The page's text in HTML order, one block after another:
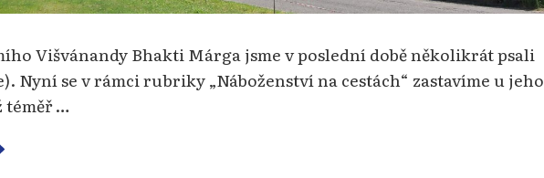
Višvánandy Bhakti Márga jsme v poslední době několikrát psali
Nyní se v rámci rubriky „Náboženství na cestách“ zastavíme u jeho
téměř …